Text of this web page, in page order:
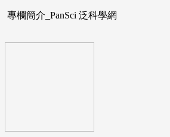
專欄簡介_PanSci 泛科學網